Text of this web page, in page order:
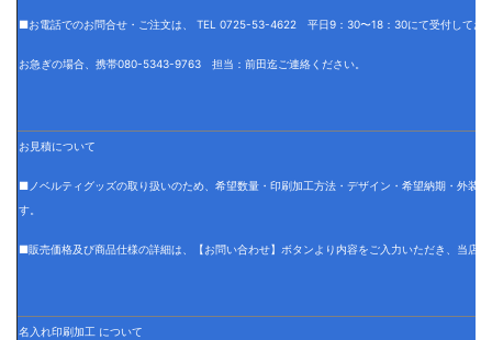
■お電話でのお問合せ・ご注文は、 TEL 0725-53-4622 平日9：30〜18：30にて受付してお
お急ぎの場合、携帯080-5343-9763 担当：前田迄ご連絡ください。
お見積について
■ノベルティグッズの取り扱いのため、希望数量・印刷加工方法・デザイン・希望納期・外装
す。
■販売価格及び商品仕様の詳細は、【お問い合わせ】ボタンより内容をご入力いただき、当店
名入れ印刷加工 について